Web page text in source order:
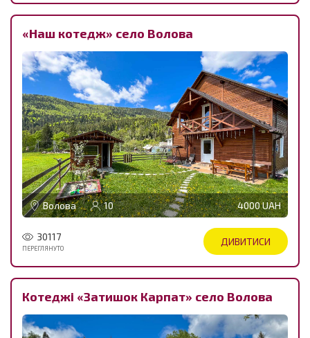
«Наш котедж» село Волова
Волова 10 4000 UAH
30117
ПЕРЕГЛЯНУТО
ДИВИТИСИ
Котеджі «Затишок Карпат» село Волова